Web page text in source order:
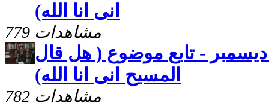
انى انا الله)
779 مشاهدات
- حلقة 21 ديسمبر - تابع موضوع ( هل قال
المسيح انى انا الله)
782 مشاهدات